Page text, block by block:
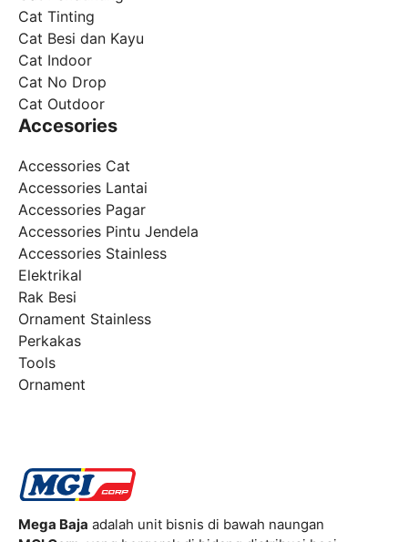
Cat Tinting
Cat Besi dan Kayu
Cat Indoor
Cat No Drop
Cat Outdoor
Accesories
Accessories Cat
Accessories Lantai
Accessories Pagar
Accessories Pintu Jendela
Accessories Stainless
Elektrikal
Rak Besi
Ornament Stainless
Perkakas
Tools
Ornament
Mega Baja adalah unit bisnis di bawah naungan